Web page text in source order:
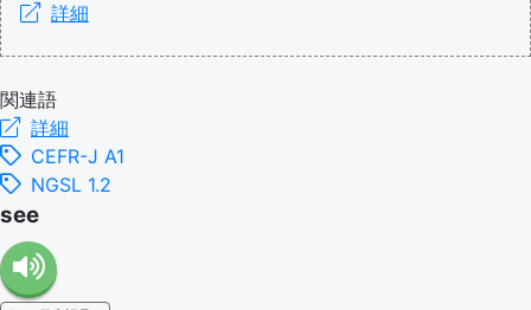
詳細
関連語
詳細
CEFR-J A1
NGSL 1.2
see